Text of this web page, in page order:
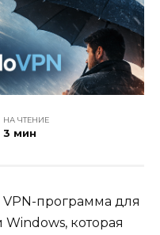
НА ЧТЕНИЕ
3 мин
программа для
Windows, которая